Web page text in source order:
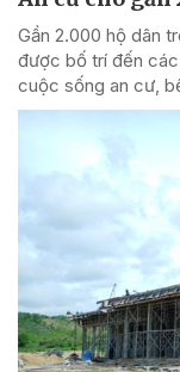
Gần 2.000 hộ dân
được bố trí đến
cuộc sống an cư,